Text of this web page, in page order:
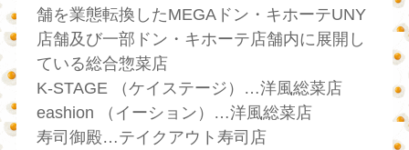
舗を業態転換したMEGAドン・キホーテUNY
店舗及び一部ドン・キホーテ店舗内に展開し
ている総合惣菜店
K-STAGE （ケイステージ）…洋風総菜店
eashion （イーション）…洋風総菜店
寿司御殿…テイクアウト寿司店